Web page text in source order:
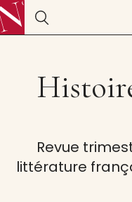
Revue
littérature